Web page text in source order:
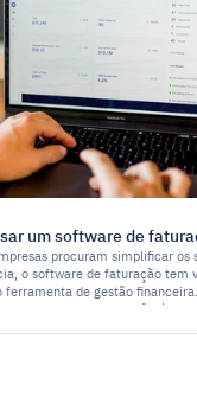
um software de
procuram simplificar os
o software de faturação tem
ferramenta de gestão
um software de faturação é um